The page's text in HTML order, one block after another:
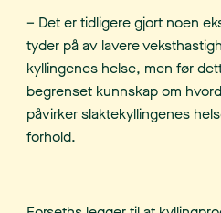
– Det er tidligere gjort noen
tyder på av lavere
kyllingenes helse, men før
begrenset kunnskap om
påvirker slaktekyllingenes
forhold.